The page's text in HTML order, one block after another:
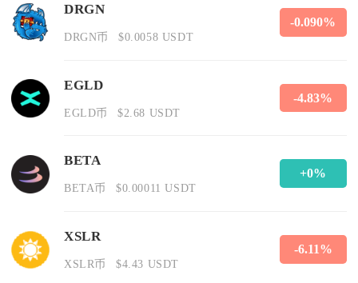
DRGN
DRGN币 $0.0058 USDT
-0.090%
EGLD
EGLD币 $2.68 USDT
-4.83%
BETA
BETA币 $0.00011 USDT
+0%
XSLR
XSLR币 $4.43 USDT
-6.11%